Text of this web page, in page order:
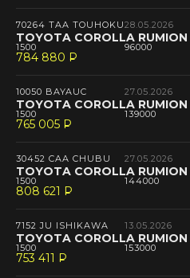
70264 TAA TOUHOKU28.05.2026
TOYOTA COROLLA RUMION
1500 96000
784 880 P
--
10050 BAYAUC 27.05.2026
TOYOTA COROLLA RUMION
1500 139000
765 005 P
--
30452 CAA CHUBU 27.05.2026
TOYOTA COROLLA RUMION
1500 144000
808 621 P
--
7152 JU ISHIKAWA 13.05.2026
TOYOTA COROLLA RUMION
1500 153000
753 411 P
--